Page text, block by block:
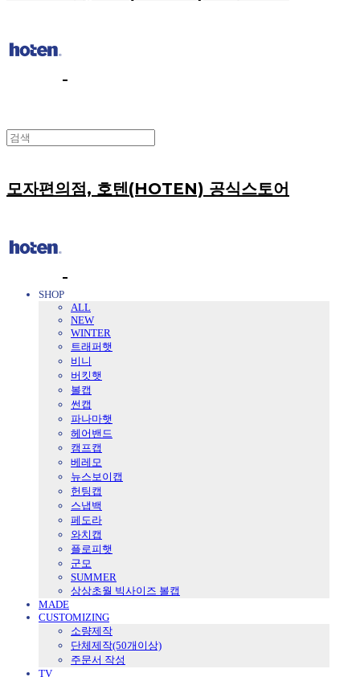
모자편의점, 호텐(HOTEN) 공식스토어
SHOP
ALL
NEW
WINTER
트래퍼햇
비니
버킷햇
볼캡
썬캡
파나마햇
헤어밴드
캠프캡
베레모
뉴스보이캡
헌팅캡
스냅백
페도라
와치캡
플로피햇
군모
SUMMER
상상초월 빅사이즈 볼캡
MADE
CUSTOMIZING
소량제작
단체제작(50개이상)
주문서 작성
TV